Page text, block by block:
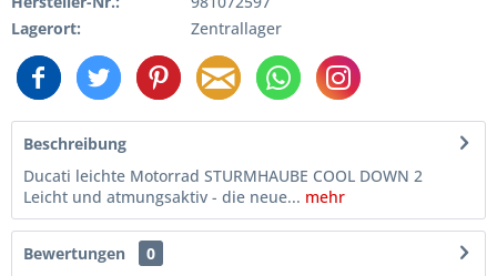
Lagerort:
Zentrallager
Beschreibung
Ducati leichte Motorrad STURMHAUBE COOL DOWN 2
Leicht und atmungsaktiv - die neue... mehr
Bewertungen
0